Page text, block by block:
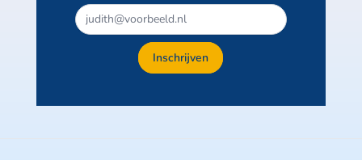
Inschrijven